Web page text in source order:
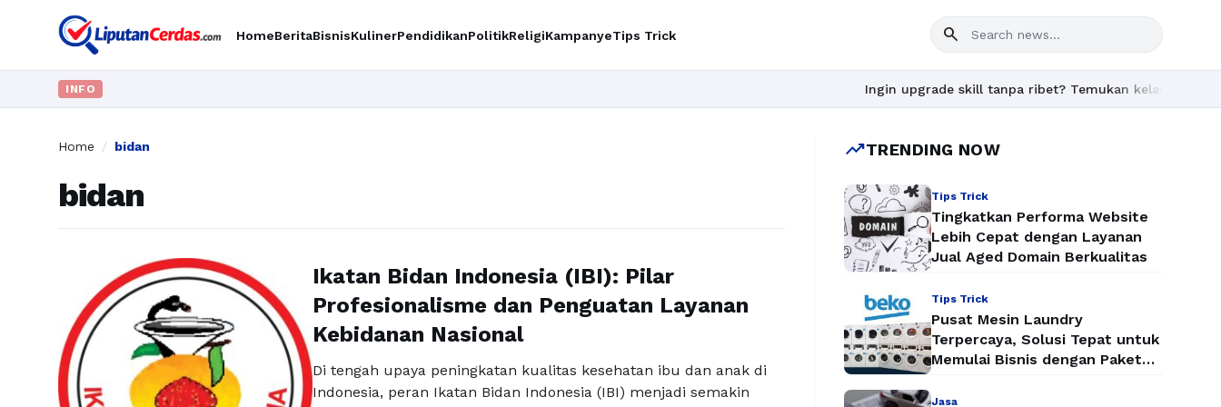
HomeBeritaBisnisKulinerPendidikanPolitikReligiKampanyeTips Trick search
INFO Ingin upgrade skill tanpa ribet? Temukan kelas seru dan
Home / bidan
bidan
Ikatan Bidan Indonesia (IBI): Pilar
Profesionalisme dan Penguatan Layanan
Kebidanan Nasional
Di tengah upaya peningkatan kualitas kesehatan ibu dan anak di
Indonesia, peran Ikatan Bidan Indonesia (IBI) menjadi semakin
trending_upTRENDING NOW
Tips Trick
Tingkatkan Performa Website
Lebih Cepat dengan Layanan
Jual Aged Domain Berkualitas
Tips Trick
Pusat Mesin Laundry
Terpercaya, Solusi Tepat untuk
Memulai Bisnis dengan Paket
Jasa